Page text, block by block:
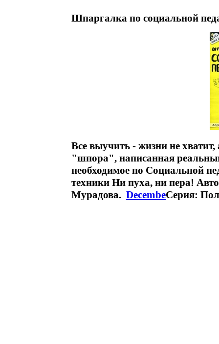
Шпаргалка по социальной
Все выучить - жизни не хватит,
"шпора", написанная
необходимое по Социальной
техники Ни пуха, ни пера!
Мурадова. DecembeСерия: